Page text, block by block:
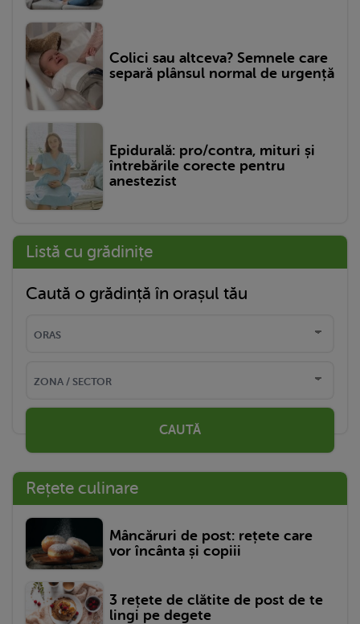
Colici sau altceva? Semnele care
separă plânsul normal de urgență
Epidurală: pro/contra, mituri și
întrebările corecte pentru
anestezist
Listă cu grădinițe
Caută o grădință în orașul tău
CAUTĂ
Rețete culinare
Mâncăruri de post: rețete care
vor încânta și copiii
3 rețete de clătite de post de te
lingi pe degete